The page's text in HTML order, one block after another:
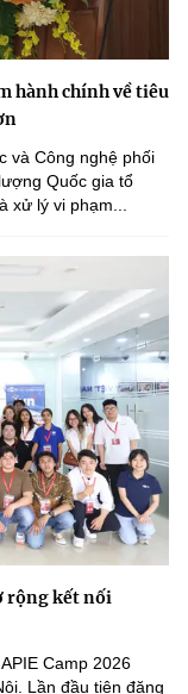
hành chính về tiêu
và Công nghệ phối
Quốc gia tổ
xử lý vi phạm...
rộng kết nối
Camp 2026
Lần đầu tiên đăng